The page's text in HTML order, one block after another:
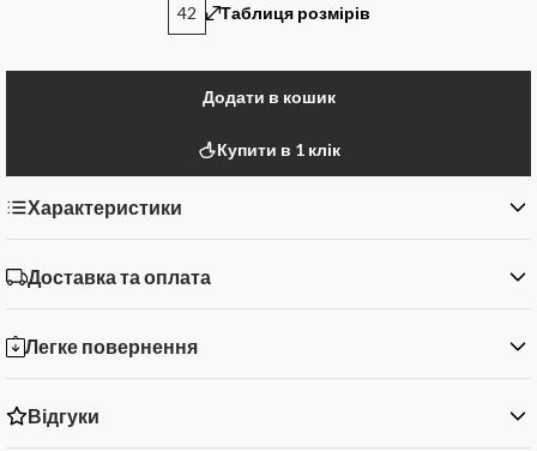
42 Таблиця розмірів
Додати в кошик
Купити в 1 клік
Характеристики
Доставка та оплата
Легке повернення
Відгуки